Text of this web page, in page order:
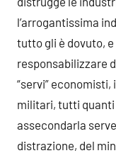
l’arrogantissima
tutto gli è dovuto,
responsabilizzare
“servi”
militari, tutti quanti
assecondarla
distrazione, del